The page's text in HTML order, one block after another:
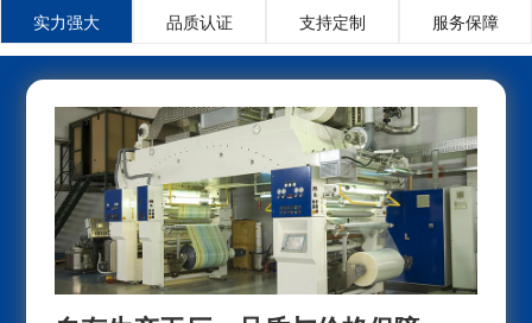
实力强大 品质认证 支持定制 服务保障